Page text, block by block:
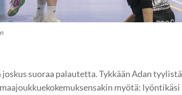
joskus suoraa palautetta. Tykkään Adan tyylistä
myötä: lyöntikäsi